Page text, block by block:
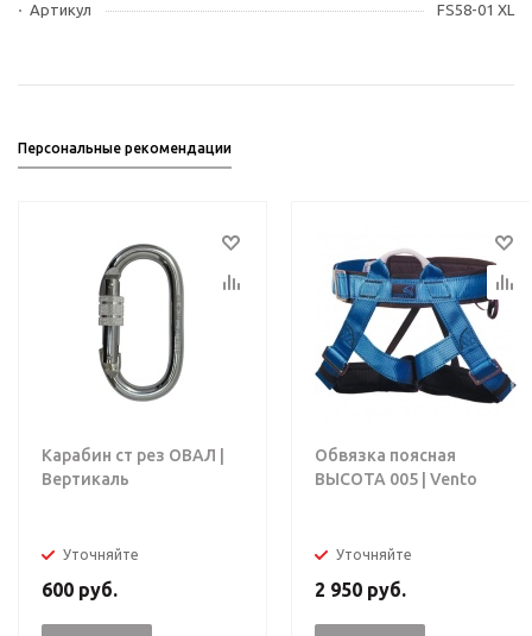
Артикул
FS58-01 XL
Персональные рекомендации
Карабин ст рез ОВАЛ |
Вертикаль
Уточняйте
600 руб.
Обвязка поясная
ВЫСОТА 005 | Vento
Уточняйте
2 950 руб.